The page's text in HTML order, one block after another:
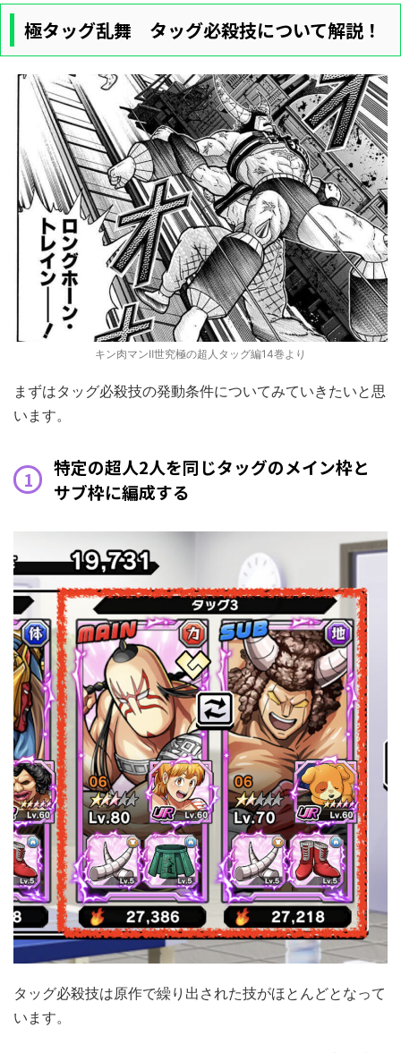
極タッグ乱舞 タッグ必殺技について解説！
キン肉マンⅡ世究極の超人タッグ編14巻より
まずはタッグ必殺技の発動条件についてみていきたいと思
います。
特定の超人2人を同じタッグのメイン枠と
サブ枠に編成する
タッグ必殺技は原作で繰り出された技がほとんどとなって
います。